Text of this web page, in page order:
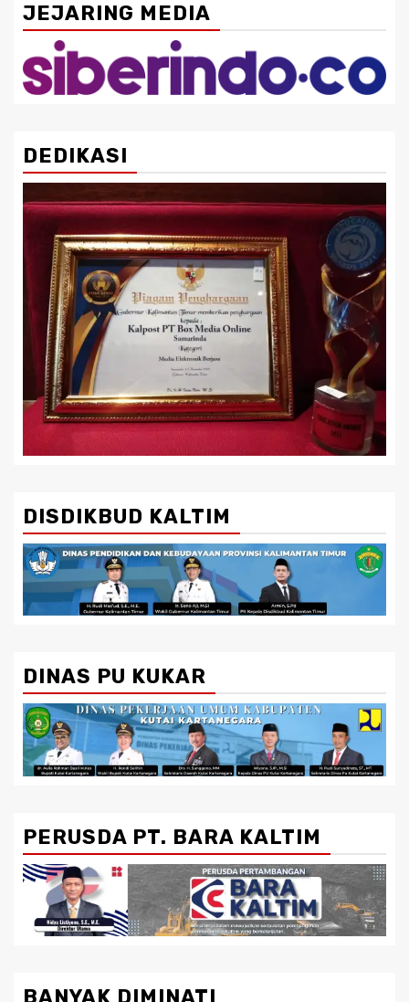
JEJARING MEDIA
DEDIKASI
DISDIKBUD KALTIM
DINAS PU KUKAR
PERUSDA PT. BARA KALTIM